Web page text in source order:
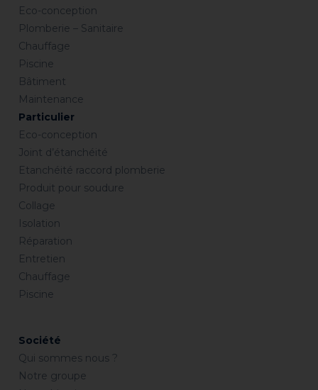
Eco-conception
Plomberie – Sanitaire
Chauffage
Piscine
Bâtiment
Maintenance
Particulier
Eco-conception
Joint d’étanchéité
Etanchéité raccord plomberie
Produit pour soudure
Collage
Isolation
Réparation
Entretien
Chauffage
Piscine
Société
Qui sommes nous ?
Notre groupe